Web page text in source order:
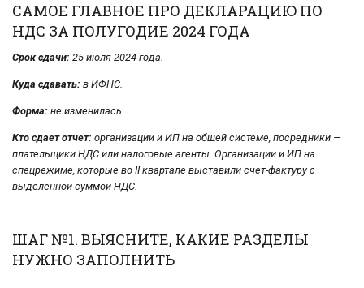
САМОЕ ГЛАВНОЕ ПРО ДЕКЛАРАЦИЮ ПО
НДС ЗА ПОЛУГОДИЕ 2024 ГОДА
Срок сдачи: 25 июля 2024 года.
Куда сдавать: в ИФНС.
Форма: не изменилась.
Кто сдает отчет: организации и ИП на общей системе, посредники —
плательщики НДС или налоговые агенты. Организации и ИП на
спецрежиме, которые во II квартале выставили счет-фактуру с
выделенной суммой НДС.
ШАГ №1. ВЫЯСНИТЕ, КАКИЕ РАЗДЕЛЫ
НУЖНО ЗАПОЛНИТЬ